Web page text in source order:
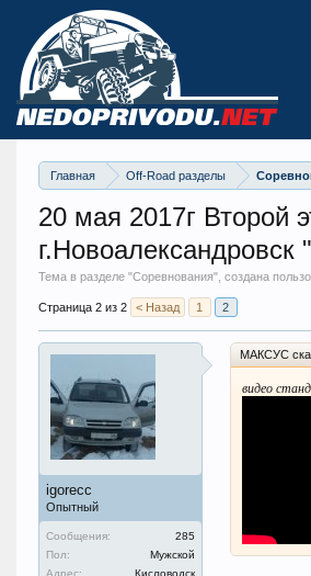
Главная Off-Road разделы
20 мая 2017г Второй
г.Новоалександровск
Тема в разделе "Соревнования", создана
Страница 2 из 2 < Назад 1 2
igorecc
Опытный
Сообщения:
285
Пол:
Мужской
Адрес:
Кисловодск
МАКСУС
видео